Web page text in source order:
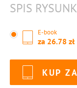
SPIS
E-book
za 26.78
KUP ZA